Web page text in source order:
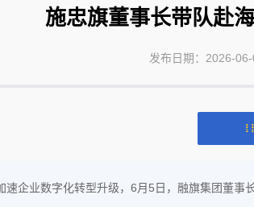
施忠旗董事长带队赴
发布日期：2026-
⁞⁞
速企业数字化转型升级，6月5日，融旗集团董事